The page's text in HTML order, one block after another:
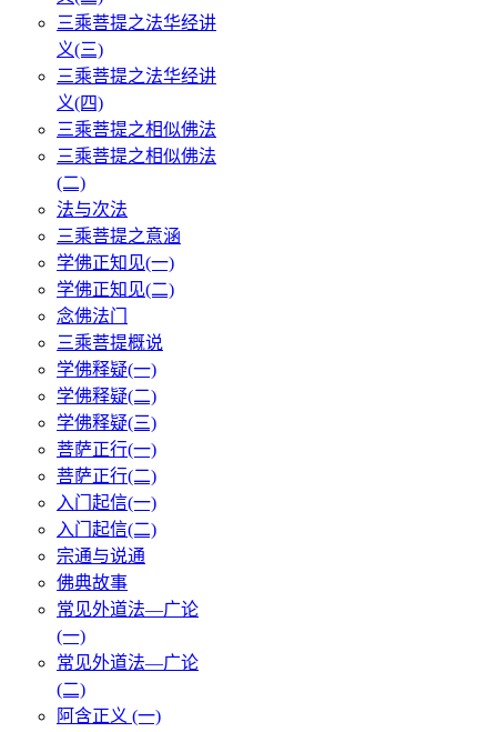
三乘菩提之法华经讲
义(三)
三乘菩提之法华经讲
义(四)
三乘菩提之相似佛法
三乘菩提之相似佛法
(二)
法与次法
三乘菩提之意涵
学佛正知见(一)
学佛正知见(二)
念佛法门
三乘菩提概说
学佛释疑(一)
学佛释疑(二)
学佛释疑(三)
菩萨正行(一)
菩萨正行(二)
入门起信(一)
入门起信(二)
宗通与说通
佛典故事
常见外道法—广论
(一)
常见外道法—广论
(二)
阿含正义 (一)